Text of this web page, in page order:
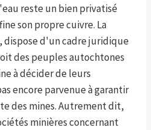
reste un bien privatisé
son propre cuivre. La
dispose d'un cadre juridique
des peuples autochtones
à décider de leurs
encore parvenue à garantir
des mines. Autrement dit,
minières concernant